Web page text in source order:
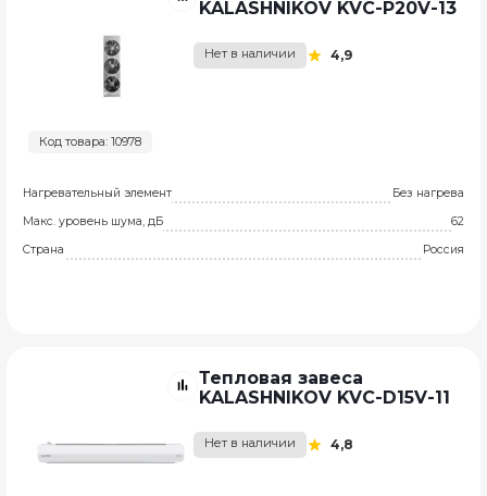
Код товара: 10978
KALASHNIKOV KVC-P20V-13
Нет в наличии 4,9
Нагревательный элемент
Без нагрева
Макс. уровень шума, дБ
62
Страна
Россия
Тепловая завеса
KALASHNIKOV KVC-D15V-11
Нет в наличии 4,8